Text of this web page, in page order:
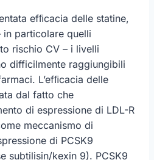
efﬁcacia delle statine,
in particolare quelli
rischio CV – i livelli
difficilmente raggiungibili
L’efﬁcacia delle
dal fatto che
di espressione di LDL-R
meccanismo di
di PCSK9
subtilisin/kexin 9). PCSK9